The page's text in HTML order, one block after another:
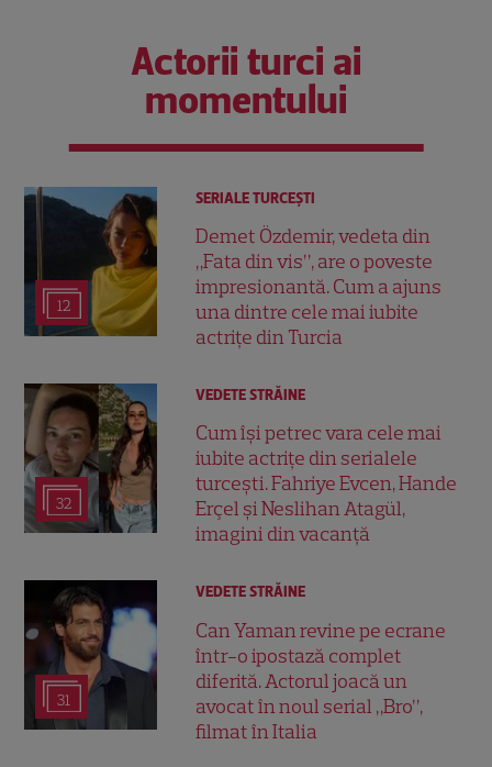
Actorii turci ai
momentului
12
SERIALE TURCEŞTI
Demet Özdemir, vedeta din
„Fata din vis”, are o poveste
impresionantă. Cum a ajuns
una dintre cele mai iubite
actrițe din Turcia
32
VEDETE STRĂINE
Cum își petrec vara cele mai
iubite actrițe din serialele
turcești. Fahriye Evcen, Hande
Erçel și Neslihan Atagül,
imagini din vacanță
31
VEDETE STRĂINE
Can Yaman revine pe ecrane
într-o ipostază complet
diferită. Actorul joacă un
avocat în noul serial „Bro”,
filmat în Italia